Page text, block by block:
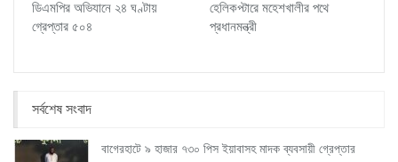
ডিএমপির অভিযানে ২৪ ঘণ্টায়
গ্রেপ্তার ৫০৪
হেলিকপ্টারে মহেশখালীর পথে
প্রধানমন্ত্রী
সর্বশেষ সংবাদ
বাগেরহাটে ৯ হাজার ৭৩০ পিস ইয়াবাসহ মাদক ব্যবসায়ী গ্রেপ্তার